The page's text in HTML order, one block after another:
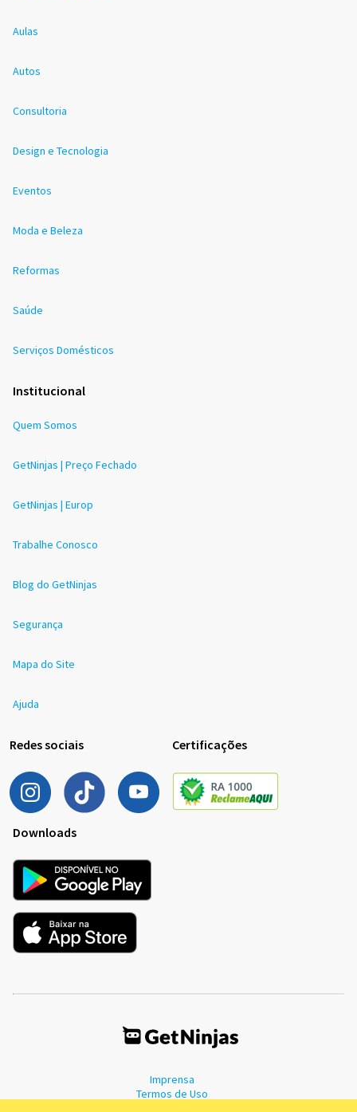
Aulas
Autos
Consultoria
Design e Tecnologia
Eventos
Moda e Beleza
Reformas
Saúde
Serviços Domésticos
Institucional
Quem Somos
GetNinjas | Preço Fechado
GetNinjas | Europ
Trabalhe Conosco
Blog do GetNinjas
Segurança
Mapa do Site
Ajuda
Redes sociais Certificações
Downloads
Imprensa
Termos de Uso